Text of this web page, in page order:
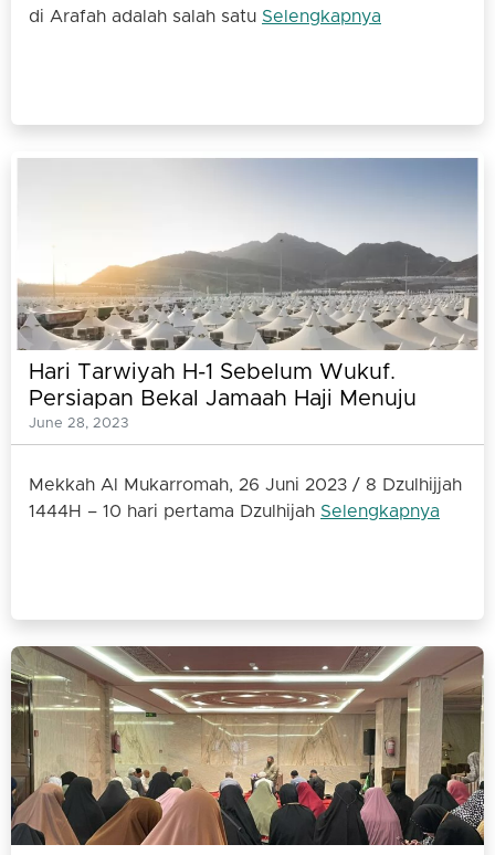
di Arafah adalah salah satu Selengkapnya
Hari Tarwiyah H-1 Sebelum Wukuf.
Persiapan Bekal Jamaah Haji Menuju
Padang Arafah dan Mina
June 28, 2023
Mekkah Al Mukarromah, 26 Juni 2023 / 8 Dzulhijjah
1444H – 10 hari pertama Dzulhijah Selengkapnya